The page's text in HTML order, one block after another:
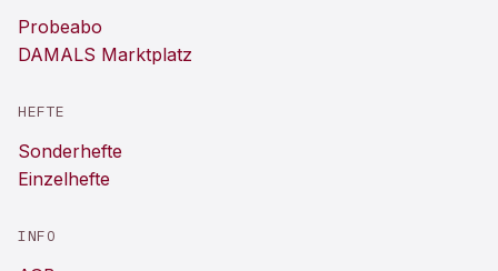
Probeabo
DAMALS Marktplatz
HEFTE
Sonderhefte
Einzelhefte
INFO